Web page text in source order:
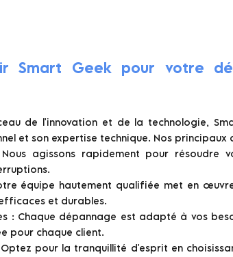
Smart Geek pour votre
de l'innovation et de la technologie,
et son expertise technique. Nos principaux
agissons rapidement pour résoudre
équipe hautement qualifiée met en
et durables.
: Chaque dépannage est adapté à vos
pour chaque client.
pour la tranquillité d'esprit en